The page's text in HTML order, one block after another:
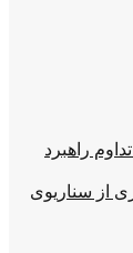
راهبرد
از سناریوی